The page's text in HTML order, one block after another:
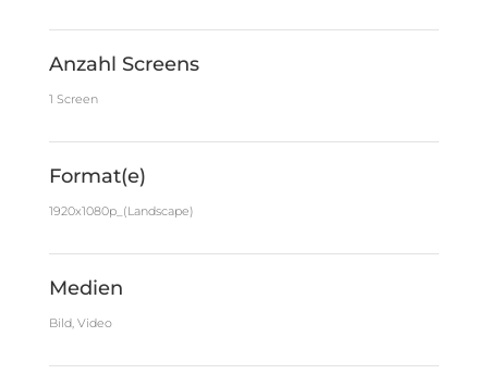
Anzahl Screens
1 Screen
Format(e)
1920x1080p_(Landscape)
Medien
Bild, Video